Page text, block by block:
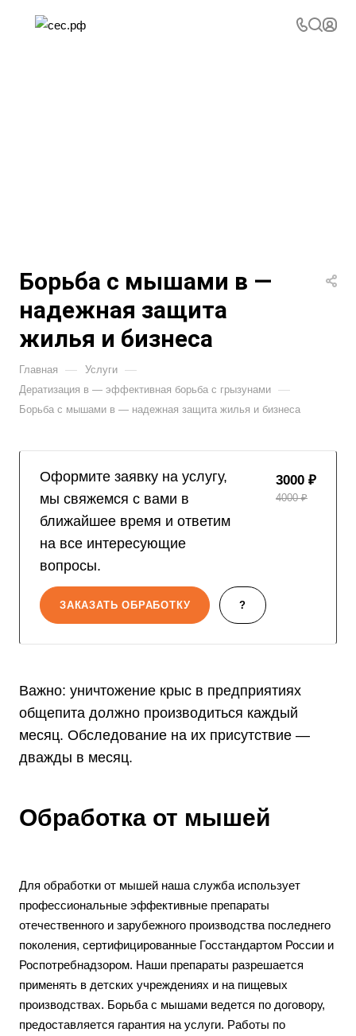
Борьба с мышами в —
надежная защита
жилья и бизнеса
Главная — Услуги —
Дератизация в — эффективная борьба с грызунами —
Борьба с мышами в — надежная защита жилья и бизнеса
Оформите заявку на услугу,
мы свяжемся с вами в
ближайшее время и ответим
на все интересующие
вопросы.
3000 ₽
4000 ₽
ЗАКАЗАТЬ ОБРАБОТКУ ?
Важно: уничтожение крыс в предприятиях
общепита должно производиться каждый
месяц. Обследование на их присутствие —
дважды в месяц.
Обработка от мышей
Для обработки от мышей наша служба использует
профессиональные эффективные препараты
отечественного и зарубежного производства последнего
поколения, сертифицированные Госстандартом России и
Роспотребнадзором. Наши препараты разрешается
применять в детских учреждениях и на пищевых
производствах. Борьба с мышами ведется по договору,
предоставляется гарантия на услуги. Работы по